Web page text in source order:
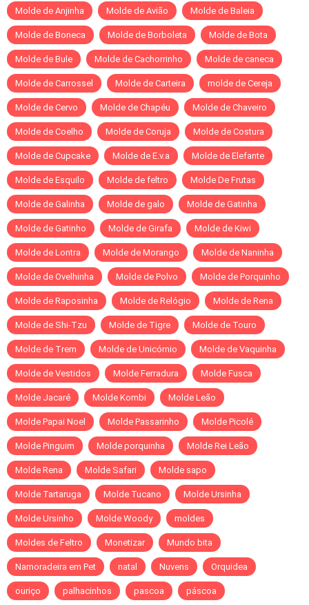
Molde de Anjinha Molde de Avião Molde de Baleia
Molde de Boneca Molde de Borboleta Molde de Bota
Molde de Bule Molde de Cachorrinho Molde de caneca
Molde de Carrossel Molde de Carteira molde de Cereja
Molde de Cervo Molde de Chapéu Molde de Chaveiro
Molde de Coelho Molde de Coruja Molde de Costura
Molde de Cupcake Molde de E.v.a Molde de Elefante
Molde de Esquilo Molde de feltro Molde De Frutas
Molde de Galinha Molde de galo Molde de Gatinha
Molde de Gatinho Molde de Girafa Molde de Kiwi
Molde de Lontra Molde de Morango Molde de Naninha
Molde de Ovelhinha Molde de Polvo Molde de Porquinho
Molde de Raposinha Molde de Relógio Molde de Rena
Molde de Shi-Tzu Molde de Tigre Molde de Touro
Molde de Trem Molde de Unicórnio Molde de Vaquinha
Molde de Vestidos Molde Ferradura Molde Fusca
Molde Jacaré Molde Kombi Molde Leão
Molde Papai Noel Molde Passarinho Molde Picolé
Molde Pinguim Molde porquinha Molde Rei Leão
Molde Rena Molde Safari Molde sapo
Molde Tartaruga Molde Tucano Molde Ursinha
Molde Ursinho Molde Woody moldes
Moldes de Feltro Monetizar Mundo bita
Namoradeira em Pet natal Nuvens Orquidea
ouriço palhacinhos pascoa páscoa